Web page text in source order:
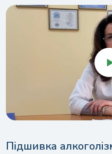
Підшивка